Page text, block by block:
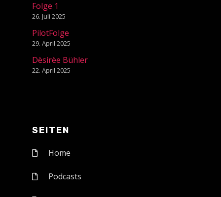
Folge 1
26. Juli 2025
PilotFolge
29. April 2025
Dèsirèe Bühler
22. April 2025
SEITEN
Home
Podcasts